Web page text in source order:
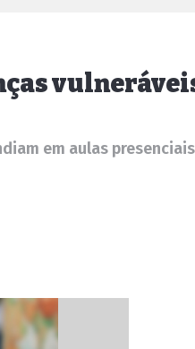
em aulas presenciais